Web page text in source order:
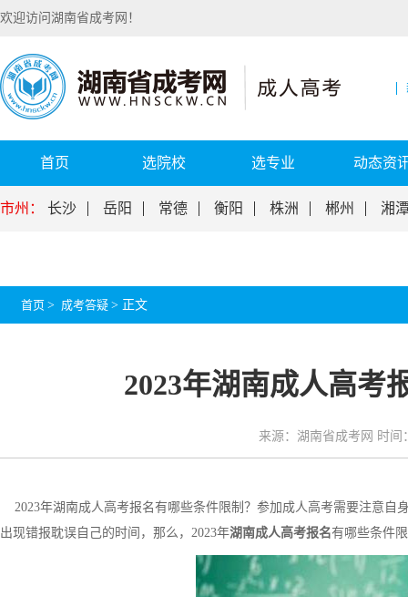
欢迎访问湖南省成考网！
首页 选院校 选专业 动态资
市州： 长沙 岳阳 常德 衡阳 株洲 郴州 湘
首页 > 成考答疑 > 正文
2023年湖南成人高考
来源：湖南省成考网 时间
2023年湖南成人高考报名有哪些条件限制？参加成人高考需要注意自
出现错报耽误自己的时间，那么，2023年湖南成人高考报名有哪些条件